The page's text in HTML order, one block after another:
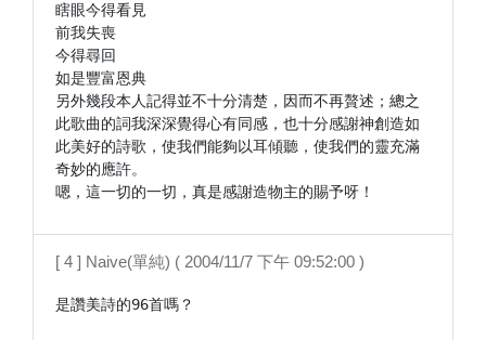
瞎眼今得看見
前我失喪
今得尋回
如是豐富恩典
另外幾段本人記得並不十分清楚，因而不再贅述；總之
此歌曲的詞我深深覺得心有同感，也十分感謝神創造如
此美好的詩歌，使我們能夠以耳傾聽，使我們的靈充滿
奇妙的應許。
嗯，這一切的一切，真是感謝造物主的賜予呀！
[ 4 ] Naive(單純) ( 2004/11/7 下午 09:52:00 )